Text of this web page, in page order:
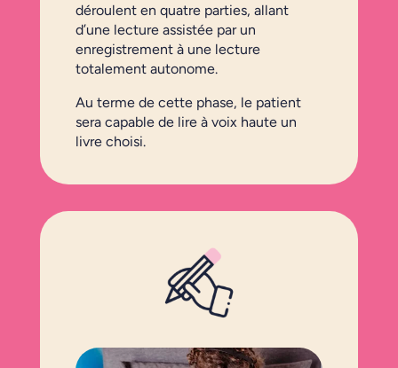
déroulent en quatre parties, allant
d’une lecture assistée par un
enregistrement à une lecture
totalement autonome.
Au terme de cette phase, le patient
sera capable de lire à voix haute un
livre choisi.